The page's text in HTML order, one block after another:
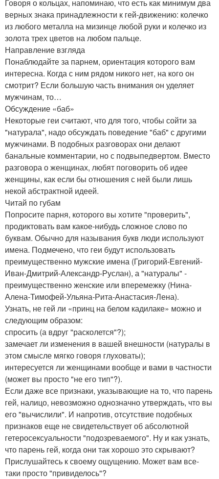
Говоря о кольцах, напоминаю, что есть как минимум два
верных знака принадлежности к гей-движению: колечко
из любого металла на мизинце любой руки и колечко из
золота трех цветов на любом пальце.
Направление взгляда
Понаблюдайте за парнем, ориентация которого вам
интересна. Когда с ним рядом никого нет, на кого он
смотрит? Если большую часть внимания он уделяет
мужчинам, то…
Обсуждение «баб»
Некоторые геи считают, что для того, чтобы сойти за
"натурала", надо обсуждать поведение "баб" с другими
мужчинами. В подобных разговорах они делают
банальные комментарии, но с подвыпедвертом. Вместо
разговора о женщинах, любят поговорить об идее
женщины, как если бы отношения с ней были лишь
некой абстрактной идеей.
Читай по губам
Попросите парня, которого вы хотите "проверить",
продиктовать вам какое-нибудь сложное слово по
буквам. Обычно для называния букв люди используют
имена. Подмечено, что геи будут использовать
преимущественно мужские имена (Григорий-Евгений-
Иван-Дмитрий-Александр-Руслан), а "натуралы" -
преимущественно женские или вперемежку (Нина-
Алена-Тимофей-Ульяна-Рита-Анастасия-Лена).
Узнать, не гей ли «принц на белом кадилаке» можно и
следующим образом:
спросить (а вдруг "расколется"?);
замечает ли изменения в вашей внешности (натуралы в
этом смысле мягко говоря глуховаты);
интересуется ли женщинами вообще и вами в частности
(может вы просто "не его тип"?).
Если даже все признаки, указывающие на то, что парень
гей, налицо, невозможно однозначно утверждать, что вы
его "вычислили". И напротив, отсутствие подобных
признаков еще не свидетельствует об абсолютной
гетеросексуальности "подозреваемого". Ну и как узнать,
что парень гей, когда они так хорошо это скрывают?
Прислушайтесь к своему ощущению. Может вам все-
таки просто "привиделось"?